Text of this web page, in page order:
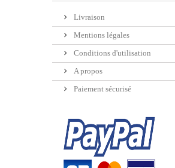
Livraison
Mentions légales
Conditions d'utilisation
A propos
Paiement sécurisé